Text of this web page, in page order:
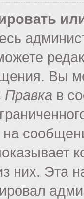
Вы
Правка в
на
них. Эта